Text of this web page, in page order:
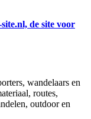
de site voor
wandelaars en
routes,
outdoor en